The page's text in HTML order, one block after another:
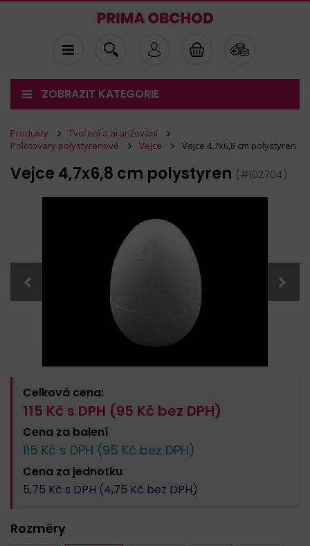
ZOBRAZIT KATEGORIE
Produkty
Tvoření a aranžování
Polotovary polystyrenové
Vejce Vejce 4,7x6,8 cm polystyren
Vejce 4,7x6,8 cm polystyren (#102704)
Celková cena:
115 Kč s DPH (95 Kč bez DPH)
Cena za balení
115 Kč s DPH (95 Kč bez DPH)
Cena za jednotku
5,75 Kč s DPH (4,75 Kč bez DPH)
Rozměry